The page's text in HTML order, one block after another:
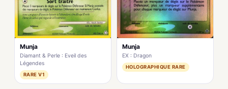
Munja
Diamant & Perle : Eveil des
Légendes
RARE V1
Munja
EX : Dragon
HOLOGRAPHIQUE RARE